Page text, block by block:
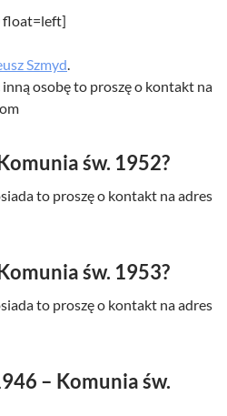
float=left]
Szmyd.
osobę to proszę o kontakt na
św. 1952?
to proszę o kontakt na adres
św. 1953?
to proszę o kontakt na adres
– Komunia św.